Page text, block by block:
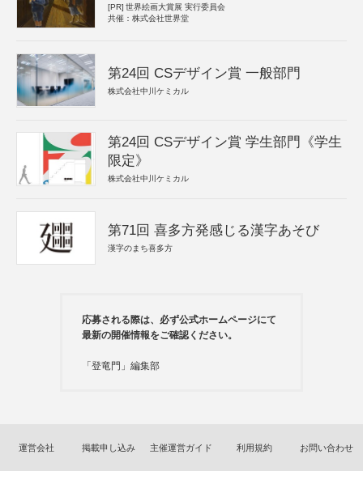
[PR] 世界絵画大賞展 実行委員会
共催：株式会社世界堂
第24回 CSデザイン賞 一般部門
株式会社中川ケミカル
第24回 CSデザイン賞 学生部門《学生
限定》
株式会社中川ケミカル
第71回 喜多方発感じる漢字あそび
漢字のまち喜多方
応募される際は、必ず公式ホームページにて
最新の開催情報をご確認ください。
「登竜門」編集部
運営会社 掲載申し込み 主催運営ガイド 利用規約 お問い合わせ